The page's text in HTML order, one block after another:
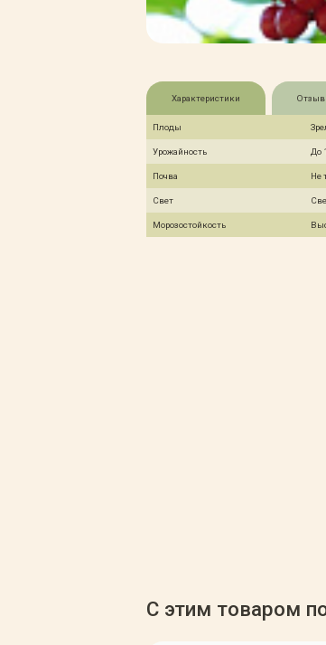
Характеристики
Плоды
Урожайность До
Почва Не
Свет
Морозостойкость
С этим товаром